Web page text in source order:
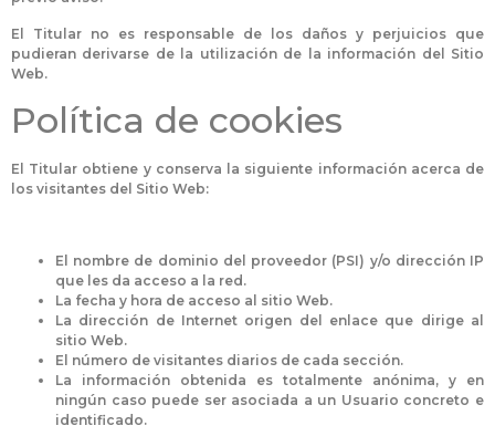
El Titular no es responsable de los daños y perjuicios que
pudieran derivarse de la utilización de la información del Sitio
Web.
Política de cookies
El Titular obtiene y conserva la siguiente información acerca de
los visitantes del Sitio Web:
El nombre de dominio del proveedor (PSI) y/o dirección IP
que les da acceso a la red.
La fecha y hora de acceso al sitio Web.
La dirección de Internet origen del enlace que dirige al
sitio Web.
El número de visitantes diarios de cada sección.
La información obtenida es totalmente anónima, y en
ningún caso puede ser asociada a un Usuario concreto e
identificado.